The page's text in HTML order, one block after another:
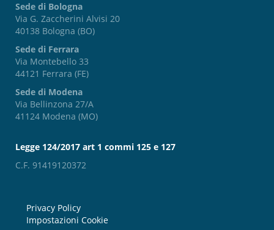
Sede di Bologna
Via G. Zaccherini Alvisi 20
40138 Bologna (BO)
Sede di Ferrara
Via Montebello 33
44121 Ferrara (FE)
Sede di Modena
Via Bellinzona 27/A
41124 Modena (MO)
Legge 124/2017 art 1 commi 125 e 127
C.F. 91419120372
Privacy Policy
Impostazioni Cookie